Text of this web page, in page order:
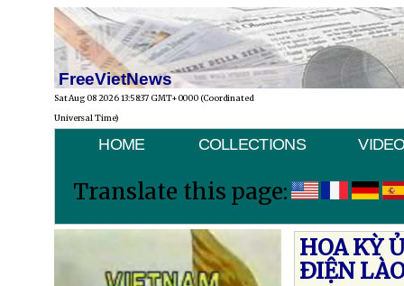
FreeVietNews
Sat Aug 08 2026 13:58:37 GMT+0000 (Coordinated
Universal Time)
HOME COLLECTIONS
Translate this page:
HOA KỲ
ÐIỆN